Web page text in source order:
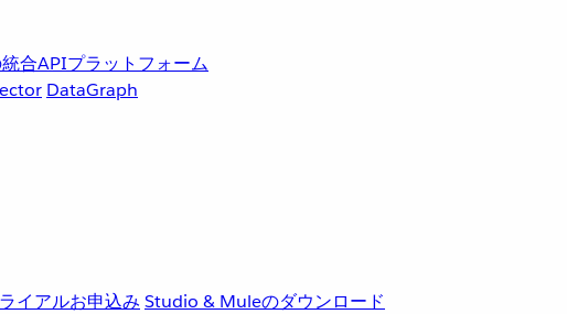
合APIプラットフォーム
DataGraph
イアルお申込み Studio & Muleのダウンロード